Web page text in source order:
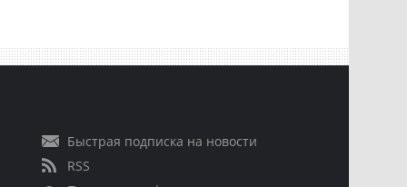
Быстрая подписка на новости
RSS